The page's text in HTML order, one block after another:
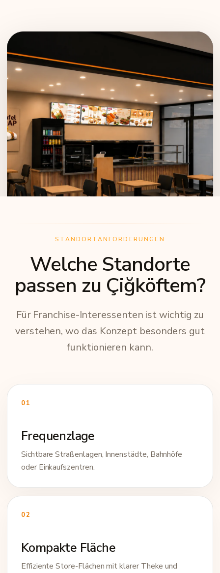
STANDORTANFORDERUNGEN
Welche Standorte
passen zu Çiğköftem?
Für Franchise-Interessenten ist wichtig zu
verstehen, wo das Konzept besonders gut
funktionieren kann.
01
Frequenzlage
Sichtbare Straßenlagen, Innenstädte, Bahnhöfe
oder Einkaufszentren.
02
Kompakte Fläche
Effiziente Store-Flächen mit klarer Theke und